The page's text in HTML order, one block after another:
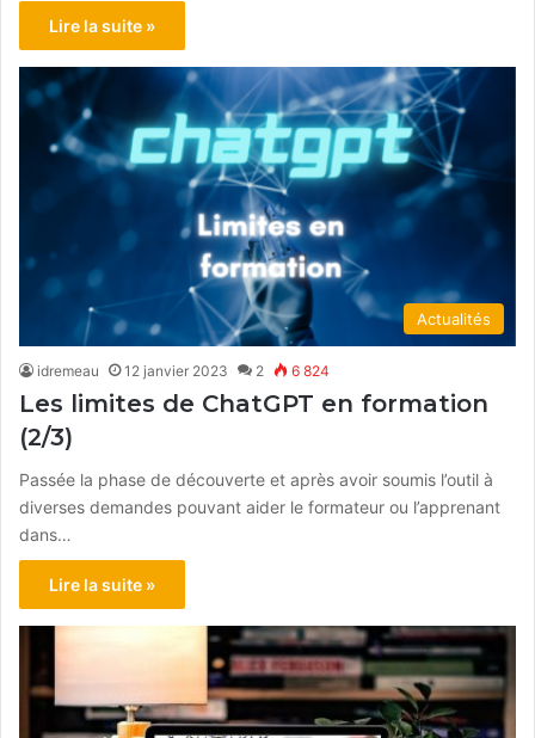
Lire la suite »
Actualités
idremeau 12 janvier 2023 2 6 824
Les limites de ChatGPT en formation
(2/3)
Passée la phase de découverte et après avoir soumis l’outil à
diverses demandes pouvant aider le formateur ou l’apprenant
dans…
Lire la suite »